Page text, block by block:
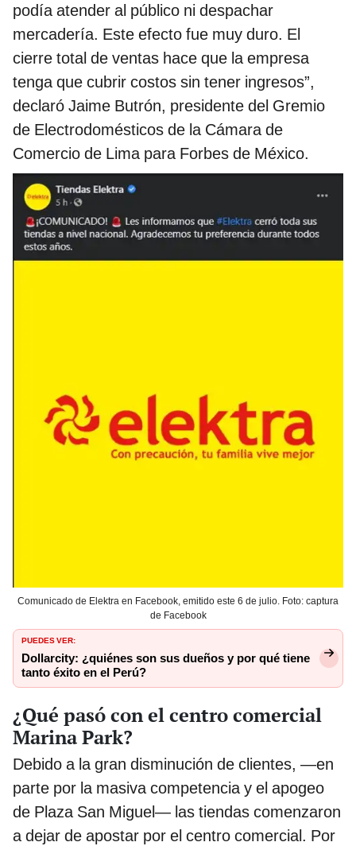
podía atender al público ni despachar
mercadería. Este efecto fue muy duro. El
cierre total de ventas hace que la empresa
tenga que cubrir costos sin tener ingresos”,
declaró Jaime Butrón, presidente del Gremio
de Electrodomésticos de la Cámara de
Comercio de Lima para Forbes de México.
Comunicado de Elektra en Facebook, emitido este 6 de julio. Foto: captura
de Facebook
PUEDES VER:
Dollarcity: ¿quiénes son sus dueños y por qué tiene
tanto éxito en el Perú?
¿Qué pasó con el centro comercial
Marina Park?
Debido a la gran disminución de clientes, —en
parte por la masiva competencia y el apogeo
de Plaza San Miguel— las tiendas comenzaron
a dejar de apostar por el centro comercial. Por